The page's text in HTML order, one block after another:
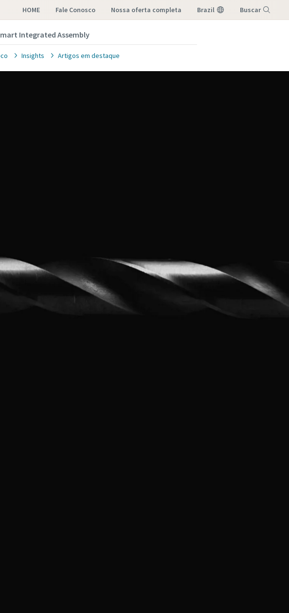
HOME Fale Conosco nossa oferta completa Brazil Buscar
Integrated Assembly
Insights Artigos em destaque